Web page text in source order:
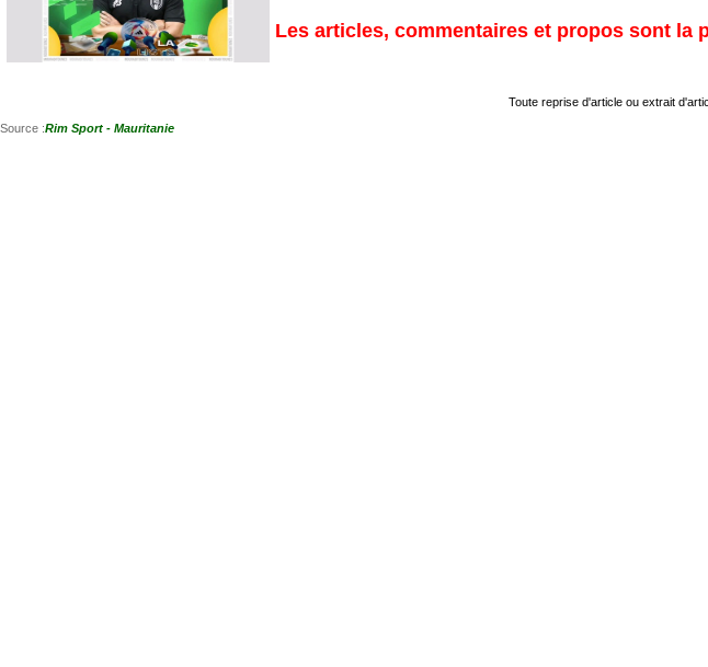
Les articles, commentaires et propos sont la
Toute reprise d'article ou extrait
Source :Rim Sport - Mauritanie